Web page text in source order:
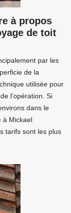
à propos
de toit
par les
de la
utilisée pour
l’opération. Si
dans le
à Mickael
tarifs sont les plus